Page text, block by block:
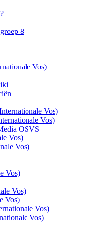
8
Vos)
Vos)
Vos)
OSVS
Vos)
Vos)
Vos)
Vos)
Vos)
Vos)
Vos)